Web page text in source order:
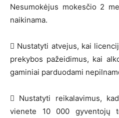
Nesumokėjus mokesčio 2
naikinama.
 Nustatyti atvejus, kai
prekybos pažeidimus, kai
gaminiai parduodami
 Nustatyti reikalavimus,
vienete 10 000 gyventojų